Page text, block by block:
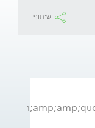
שיתוף
&amp;lt;p&amp;gt;ד&amp;amp;quot;ר